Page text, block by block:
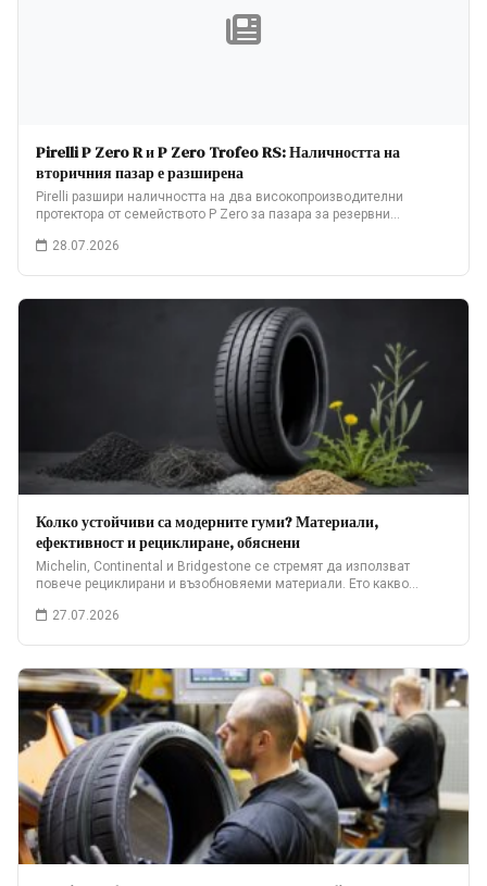
Pirelli P Zero R и P Zero Trofeo RS: Наличността на
вторичния пазар е разширена
Pirelli разшири наличността на два високопроизводителни
протектора от семейството P Zero за пазара за резервни…
28.07.2026
Колко устойчиви са модерните гуми? Материали,
ефективност и рециклиране, обяснени
Michelin, Continental и Bridgestone се стремят да използват
повече рециклирани и възобновяеми материали. Ето какво…
27.07.2026